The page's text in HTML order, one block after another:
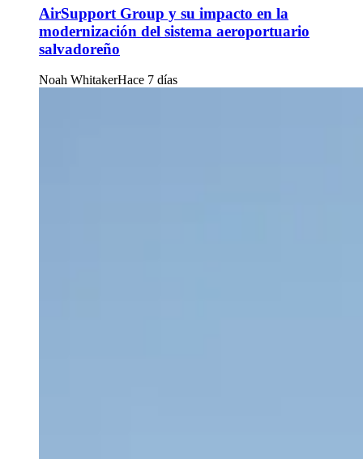
AirSupport Group y su impacto en la
modernización del sistema aeroportuario
salvadoreño
Noah WhitakerHace 7 días